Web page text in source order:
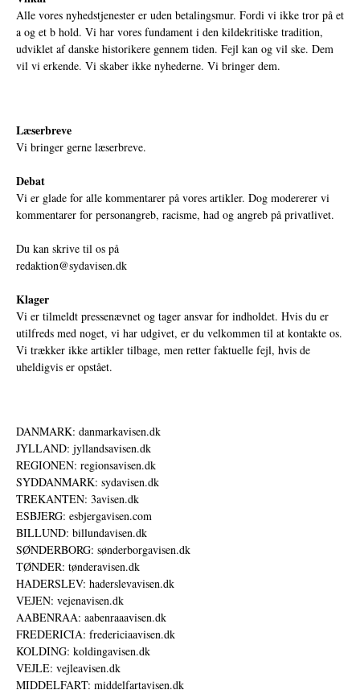
Alle vores nyhedstjenester er uden betalingsmur. Fordi vi ikke tror på et
a og et b hold. Vi har vores fundament i den kildekritiske tradition,
udviklet af danske historikere gennem tiden. Fejl kan og vil ske. Dem
vil vi erkende. Vi skaber ikke nyhederne. Vi bringer dem.
Læserbreve
Vi bringer gerne læserbreve.
Debat
Vi er glade for alle kommentarer på vores artikler. Dog modererer vi
kommentarer for personangreb, racisme, had og angreb på privatlivet.
Du kan skrive til os på
redaktion@sydavisen.dk
Klager
Vi er tilmeldt pressenævnet og tager ansvar for indholdet. Hvis du er
utilfreds med noget, vi har udgivet, er du velkommen til at kontakte os.
Vi trækker ikke artikler tilbage, men retter faktuelle fejl, hvis de
uheldigvis er opstået.
DANMARK: danmarkavisen.dk
JYLLAND: jyllandsavisen.dk
REGIONEN: regionsavisen.dk
SYDDANMARK: sydavisen.dk
TREKANTEN: 3avisen.dk
ESBJERG: esbjergavisen.com
BILLUND: billundavisen.dk
SØNDERBORG: sønderborgavisen.dk
TØNDER: tønderavisen.dk
HADERSLEV: haderslevavisen.dk
VEJEN: vejenavisen.dk
AABENRAA: aabenraaavisen.dk
FREDERICIA: fredericiaavisen.dk
KOLDING: koldingavisen.dk
VEJLE: vejleavisen.dk
MIDDELFART: middelfartavisen.dk